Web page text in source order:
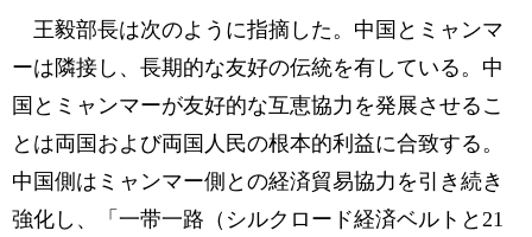
王毅部長は次のように指摘した。中国とミャンマ
ーは隣接し、長期的な友好の伝統を有している。中
国とミャンマーが友好的な互恵協力を発展させるこ
とは両国および両国人民の根本的利益に合致する。
中国側はミャンマー側との経済貿易協力を引き続き
強化し、「一带一路（シルクロード経済ベルトと21